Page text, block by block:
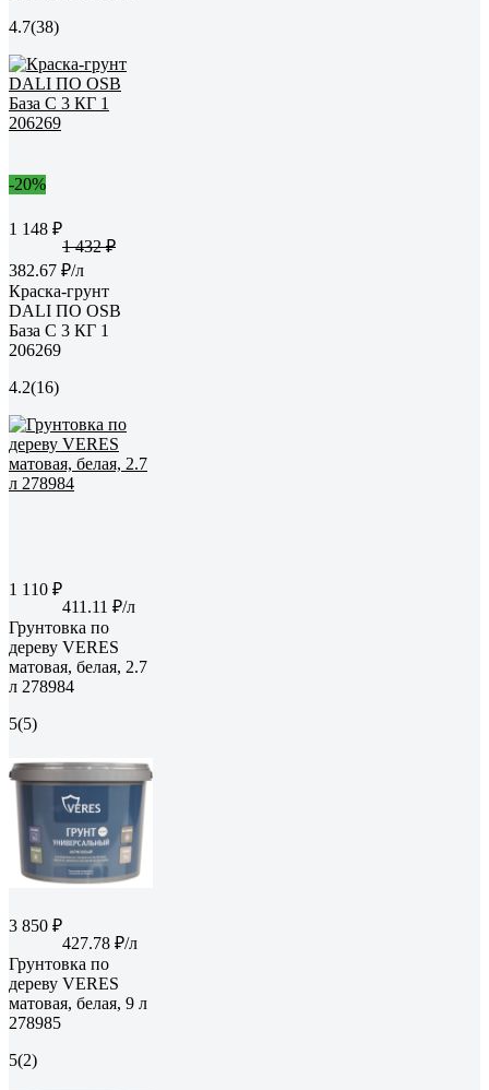
4.7(38)
-20%
1 148 ₽
1 432 ₽
382.67 ₽/л
Краска-грунт
DALI ПО OSB
База С 3 КГ 1
206269
4.2(16)
1 110 ₽
411.11 ₽/л
Грунтовка по
дереву VERES
матовая, белая, 2.7
л 278984
5(5)
3 850 ₽
427.78 ₽/л
Грунтовка по
дереву VERES
матовая, белая, 9 л
278985
5(2)